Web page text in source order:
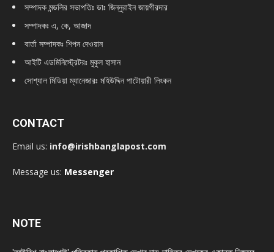
সম্পাদক মন্ডলির সভাপতিঃ ডাঃ জিন্নুরাইন জায়গীরদার
সম্পাদকঃ এ, কে, আজাদ
বার্তা সম্পাদকঃ শিপন দেওয়ান
আইটি এডমিনিস্ট্রেটরঃ মুকুল হাসান
সোশ্যাল মিডিয়া ম্যানেজারঃ মহিউদ্দিন পাটোয়ারী লিংকন
CONTACT
Email us: info@irishbanglapost.com
Message us: Messenger
NOTE